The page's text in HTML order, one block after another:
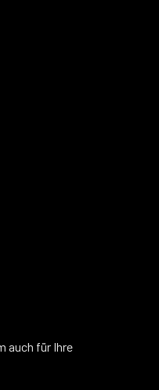
auch für Ihre